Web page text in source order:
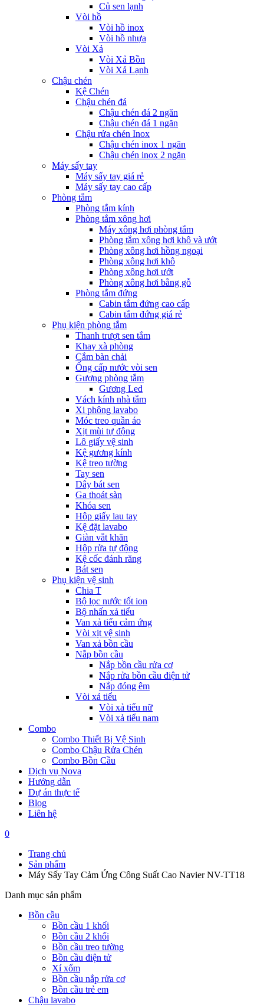
Củ sen lạnh
Vòi hồ
Vòi hồ inox
Vòi hồ nhựa
Vòi Xả
Vòi Xả Bồn
Vòi Xả Lạnh
Chậu chén
Kệ Chén
Chậu chén đá
Chậu chén đá 2 ngăn
Chậu chén đá 1 ngăn
Chậu rửa chén Inox
Chậu chén inox 1 ngăn
Chậu chén inox 2 ngăn
Máy sấy tay
Máy sấy tay giá rẻ
Máy sấy tay cao cấp
Phòng tắm
Phòng tắm kính
Phòng tắm xông hơi
Máy xông hơi phòng tắm
Phòng tắm xông hơi khô và ướt
Phòng xông hơi hồng ngoại
Phòng xông hơi khô
Phòng xông hơi ướt
Phòng xông hơi bằng gỗ
Phòng tắm đứng
Cabin tắm đứng cao cấp
Cabin tắm đứng giá rẻ
Phụ kiện phòng tắm
Thanh trượt sen tắm
Khay xà phòng
Cắm bàn chải
Ống cấp nước vòi sen
Gương phòng tắm
Gương Led
Vách kính nhà tắm
Xi phông lavabo
Móc treo quần áo
Xịt mùi tự động
Lô giấy vệ sinh
Kệ gương kính
Kệ treo tường
Tay sen
Dây bát sen
Ga thoát sàn
Khóa sen
Hộp giấy lau tay
Kệ đặt lavabo
Giàn vắt khăn
Hộp rửa tự động
Kệ cốc đánh răng
Bát sen
Phụ kiện vệ sinh
Chia T
Bộ lọc nước tốt ion
Bộ nhấn xả tiểu
Van xả tiểu cảm ứng
Vòi xịt vệ sinh
Van xả bồn cầu
Nắp bồn cầu
Nắp bồn cầu rửa cơ
Nắp rửa bồn cầu điện tử
Nắp đóng êm
Vòi xả tiểu
Vòi xả tiểu nữ
Vòi xả tiểu nam
Combo
Combo Thiết Bị Vệ Sinh
Combo Chậu Rửa Chén
Combo Bồn Cầu
Dịch vụ Nova
Hướng dẫn
Dự án thực tế
Blog
Liên hệ
0
Trang chủ
Sản phẩm
Máy Sấy Tay Cảm Ứng Công Suất Cao Navier NV-TT18
Danh mục sản phẩm
Bồn cầu
Bồn cầu 1 khối
Bồn cầu 2 khối
Bồn cầu treo tường
Bồn cầu điện tử
Xí xổm
Bồn cầu nắp rửa cơ
Bồn cầu trẻ em
Chậu lavabo